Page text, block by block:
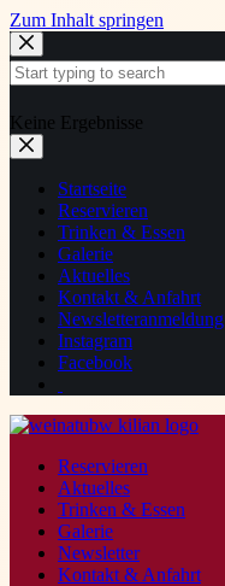
Zum Inhalt springen
Keine Ergebnisse
Startseite
Reservieren
Trinken & Essen
Galerie
Aktuelles
Kontakt & Anfahrt
Newsletteranmeldung
Instagram
Facebook
Reservieren
Aktuelles
Trinken & Essen
Galerie
Newsletter
Kontakt & Anfahrt